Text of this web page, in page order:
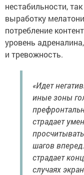
нестабильности,
выработку
потребление
уровень
и тревожность.
«Идет
иные зоны
страдает
шагов
страдает
случаях